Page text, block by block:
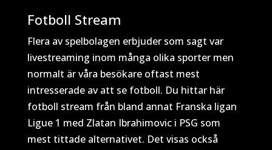
Fotboll Stream
Flera av spelbolagen erbjuder som sagt var
livestreaming inom många olika sporter men
normalt är våra besökare oftast mest
intresserade av att se fotboll. Du hittar här
fotboll stream från bland annat Franska ligan
Ligue 1 med Zlatan Ibrahimovic i PSG som
mest tittade alternativet. Det visas också